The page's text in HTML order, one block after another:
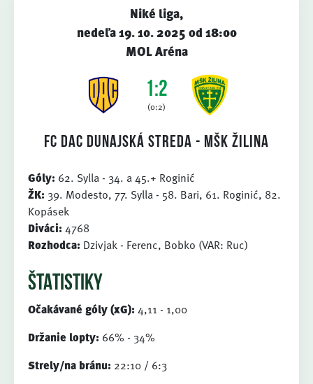
Niké liga,
nedeľa 19. 10. 2025 od 18:00
MOL Aréna
1:2
(0:2)
FC DAC Dunajská Streda - MŠK Žilina
Góly: 62. Sylla - 34. a 45.+ Roginić
ŽK: 39. Modesto, 77. Sylla - 58. Bari, 61. Roginić, 82.
Kopásek
Diváci: 4768
Rozhodca: Dzivjak - Ferenc, Bobko (VAR: Ruc)
ŠTATISTIKY
Očakávané góly (xG): 4,11 - 1,00
Držanie lopty: 66% - 34%
Strely/na bránu: 22:10 / 6:3